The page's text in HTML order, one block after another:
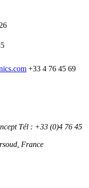
+33 4 76 45 69
Tél : +33 (0)4 76 45
France